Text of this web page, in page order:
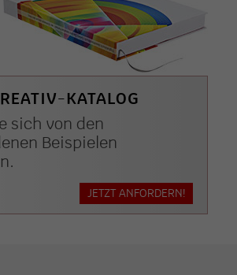
KATALOG
sich von den
Beispielen
JETZT ANFORDERN!